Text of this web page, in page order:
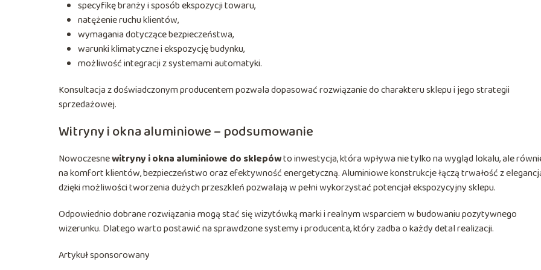
specyfikę branży i sposób ekspozycji towaru,
natężenie ruchu klientów,
wymagania dotyczące bezpieczeństwa,
warunki klimatyczne i ekspozycję budynku,
możliwość integracji z systemami automatyki.
Konsultacja z doświadczonym producentem pozwala dopasować rozwiązanie do charakteru sklepu i jego strategii
sprzedażowej.
Witryny i okna aluminiowe – podsumowanie
Nowoczesnewitryny i okna aluminiowe do sklepówto inwestycja, która wpływa nie tylko na wygląd lokalu, ale
na komfort klientów, bezpieczeństwo oraz efektywność energetyczną. Aluminiowe konstrukcje łączą trwałość z
dzięki możliwości tworzenia dużych przeszkleń pozwalają w pełni wykorzystać potencjał ekspozycyjny sklepu.
Odpowiednio dobrane rozwiązania mogą stać się wizytówką marki i realnym wsparciem w budowaniu pozytywnego
wizerunku. Dlatego warto postawić na sprawdzone systemy i producenta, który zadba o każdy detal realizacji.
Artykuł sponsorowany